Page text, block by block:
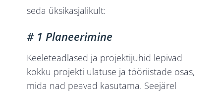
seda üksikasjalikult:
# 1 Planeerimine
Keeleteadlased ja projektijuhid lepivad
kokku projekti ulatuse ja tööriistade osas,
mida nad peavad kasutama. Seejärel